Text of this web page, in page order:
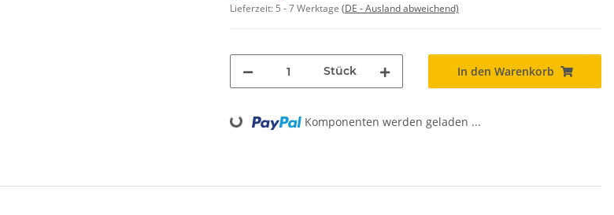
Lieferzeit: 5 - 7 Werktage (DE - Ausland abweichend)
Stück In den Warenkorb
Loading... Komponenten werden geladen ...